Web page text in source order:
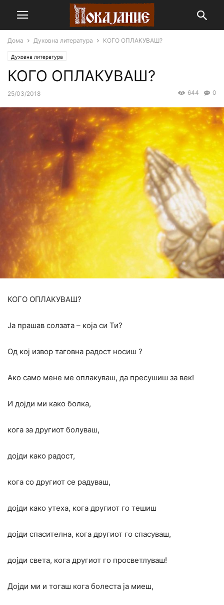
Дома Духовна литература КОГО ОПЛАКУВАШ?
Духовна литература
КОГО ОПЛАКУВАШ?
25/03/2018 0
644
КОГО ОПЛАКУВАШ?
Ја прашaв солзата – која си Ти?
Од кој извор таговна радост носиш ?
Ако само мене ме оплакуваш, да пресушиш за век!
И дојди ми како болка,
кога за другиот болуваш,
дојди како радост,
кога со другиот се радуваш,
дојди како утеха, кога другиот го тешиш
дојди спасителна, кога другиот го спасуваш,
дојди света, кога другиот го просветлуваш!
Дојди ми и тогаш кога болеста ја миеш,